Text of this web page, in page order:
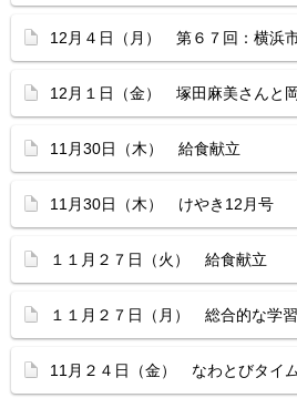
12月４日（月） 第６７回：横浜
12月１日（金） 塚田麻美さんと
11月30日（木） 給食献立
11月30日（木） けやき12月号
１１月２７日（火） 給食献立
１１月２７日（月） 総合的な学
11月２４日（金） なわとびタイム